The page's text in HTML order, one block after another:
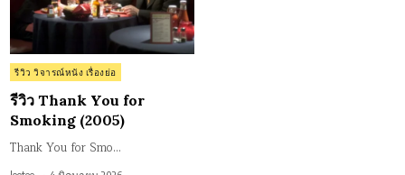
Posted
in
รีวิว วิจารณ์หนัง เรื่องย่อ
รีวิว Thank You for
Smoking (2005)
Thank You for Smo…